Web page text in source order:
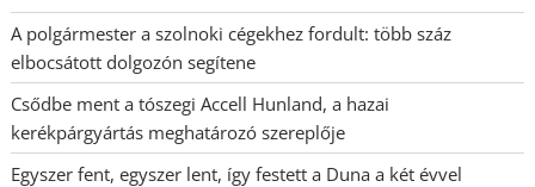
A polgármester a szolnoki cégekhez fordult: több száz
elbocsátott dolgozón segítene
Csődbe ment a tószegi Accell Hunland, a hazai
kerékpárgyártás meghatározó szereplője
Egyszer fent, egyszer lent, így festett a Duna a két évvel